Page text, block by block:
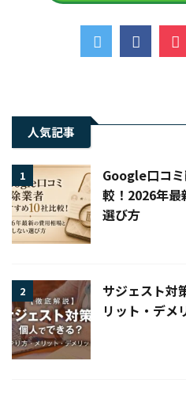
人気記事
1
Google口コ
較！2026年最
選び方
2
サジェスト対
リット・デメ